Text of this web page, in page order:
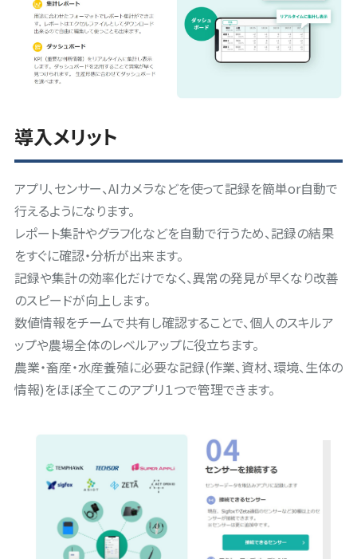
導入メリット
アプリ、センサー、AIカメラなどを使って記録を簡単or自動で
行えるようになります。
レポート集計やグラフ化などを自動で行うため、記録の結果
をすぐに確認・分析が出来ます。
記録や集計の効率化だけでなく、異常の発見が早くなり改善
のスピードが向上します。
数値情報をチームで共有し確認することで、個人のスキルア
ップや農場全体のレベルアップに役立ちます。
農業・畜産・水産養殖に必要な記録(作業、資材、環境、生体の
情報)をほぼ全てこのアプリ１つで管理できます。